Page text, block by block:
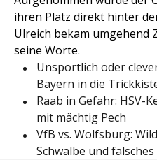
ihren Platz direkt hinter
Ulreich bekam umgehend
seine Worte.
Unsportlich oder
Bayern in die
Raab in Gefahr: HSV-
mit mächtig Pech
VfB vs. Wolfsburg:
Schwalbe und